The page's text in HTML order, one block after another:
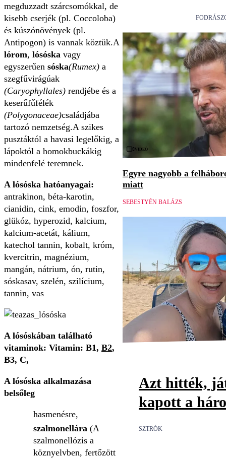
megduzzadt szárcsomókkal, de
kisebb cserjék (pl. Coccoloba)
és kúszónövények (pl.
Antipogon) is vannak köztük.A
lórom, lósóska vagy
egyszerűen sóska(Rumex) a
szegfűvirágúak
(Caryophyllales) rendjébe és a
keserűfűfélék
(Polygonaceae)családjába
tartozó nemzetség.A szikes
pusztáktól a havasi legelőkig, a
lápoktól a homokbuckákig
mindenfelé teremnek.
A lósóska hatóanyagai:
antrakinon, béta-karotin,
cianidin, cink, emodin, foszfor,
glükóz, hyperozid, kalcium,
kalcium-acetát, kálium,
katechol tannin, kobalt, króm,
kvercitrin, magnézium,
mangán, nátrium, ón, rutin,
sóskasav, szelén, szilícium,
tannin, vas
A lósóskában található
vitaminok: Vitamin: B1, B2,
B3, C,
A lósóska alkalmazása
belsőleg
hasmenésre,
szalmonellára (A
szalmonellózis a
köznyelvben, fertőzött
Videó
Egyre nagyobb a
miatt
SEBESTYÉN BALÁZS
Azt hitték,
kapott a
SZTRÓK